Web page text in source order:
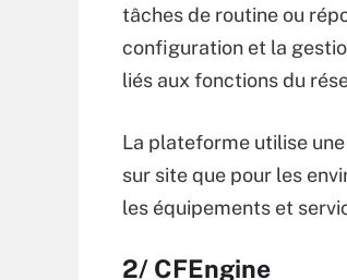
tâches de routine ou
configuration et la
liés aux fonctions du
La plateforme utilise
sur site que pour les
les équipements et
2/ CFEngine